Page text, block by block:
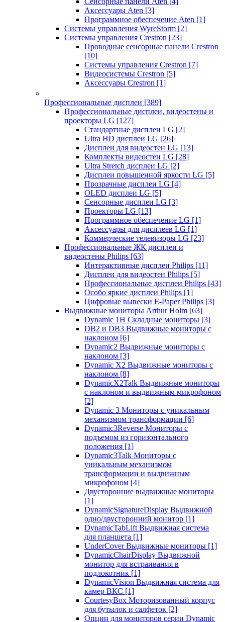
Аксессуары Aten [3]
Программное обеспечение Aten [1]
Системы управления WyreStorm [2]
Системы управления Crestron [23]
Проводные сенсорные панели Crestron
[10]
Системы управления Crestron [7]
Видеосистемы Crestron [5]
Аксессуары Crestron [1]
Профессиональные дисплеи [389]
Профессиональные дисплеи, видеостены и
проекторы LG [127]
Стандартные дисплеи LG [2]
Ultra HD дисплеи LG [26]
Дисплеи для видеостен LG [13]
Комплекты видеостен LG [28]
Ultra Stretch дисплеи LG [2]
Дисплеи повышенной яркости LG [5]
Прозрачные дисплеи LG [4]
OLED дисплеи LG [5]
Сенсорные дисплеи LG [3]
Проекторы LG [13]
Программное обеспечение LG [1]
Аксессуары для дисплеев LG [1]
Коммерческие телевизоры LG [23]
Профессиональные ЖК дисплеи и
видеостены Philips [63]
Интерактивные дисплеи Philips [11]
Дисплеи для видеостен Philips [5]
Профессиональные дисплеи Philips [43]
Особо яркие дисплеи Philips [1]
Цифровые вывески E-Paper Philips [3]
Выдвижные мониторы Arthur Holm [63]
Dynamic 1Н Складные мониторы [3]
DB2 и DB3 Выдвижные мониторы с
наклоном [6]
Dynamic2 Выдвижные мониторы с
наклоном [3]
Dynamic X2 Выдвижные мониторы с
наклоном [8]
DynamicX2Talk Выдвижные мониторы
с наклоном и выдвижным микрофоном
[2]
Dynamic 3 Мониторы с уникальным
механизмом трансформации [6]
Dynamic3Reverse Мониторы с
подъемом из горизонтального
положения [1]
Dynamic3Talk Мониторы с
уникальным механизмом
трансформации и выдвижным
микрофоном [4]
Двусторонние выдвижные мониторы
[1]
DynamicSignatureDisplay Выдвижной
одно/двусторонний монитор [1]
DynamicTabLift Выдвижная система
для планшета [1]
UnderCover Выдвижные мониторы [1]
DynamicChairDisplay Выдвижной
монитор для встраивания в
подлокотник [1]
DynamicVision Выдвижная система для
камер ВКС [1]
CourtesyBox Моторизованный корпус
для бутылок и салфеток [2]
Опции для мониторов серии Dynamic